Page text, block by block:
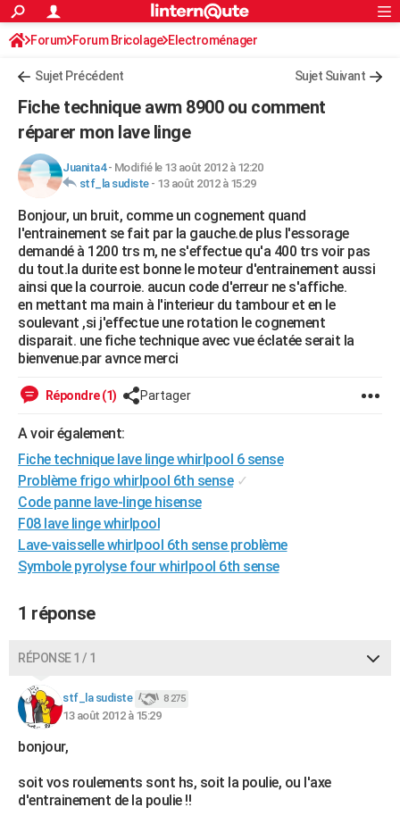
ACTUALITÉS
Politique
Société
Faits Divers
Education
Monde
Villes
+
Programme TV
Streaming
Cinéma
Sorties cinéma
Musique
FINANCE
Retraite
Impôts
Epargne
Immobilier
Risques naturels par ville
Banque
Assurance
Crédit
AUTO
Réserver un essai
Citadines
Forum auto
Mobiles
Meilleur smartphone
Internet
Ordinateurs
Jeux vidéo
Guide high-tech
BRICOLAGE
Forum
Aménagement intérieur
Extérieur
Cuisine
Salle de bains
Jardinage
Rangement
WEEK-END
Guides de France
Escapades
Patrimoine
Expositions
Musées
Week-end nature
+LIFESTYLE
Art de vivre
Bien-être
Loisirs
Mode
Modes de vie
SANTE
VOYAGE
GUIDES D'ACHAT
BONS PLANS
CARTE DE VOEUX
Carte de Noël
Carte Bonne année
Carte Saint-Valentin
Carte Pâques
Carte d'anniversaire
DICTIONNAIRE
FORUM
Bricolage
Lifestyle
Culture
Sport
Auto
Television
Voyage
Cinema
S'inscrire
Connexion
Forum Forum Bricolage Electroménager
Sujet Précédent Sujet Suivant
Fiche technique awm 8900 ou comment
réparer mon lave linge
Juanita4- Modifié le 13 août 2012 à 12:20
stf_la sudiste- 13 août 2012 à 15:29
Bonjour, un bruit, comme un cognement quand
l'entrainement se fait par la gauche.de plus l'essorage
demandé à 1200 trs m, ne s'effectue qu'a 400 trs voir pas
du tout.la durite est bonne le moteur d'entrainement aussi
ainsi que la courroie. aucun code d'erreur ne s'affiche.
en mettant ma main à l'interieur du tambour et en le
soulevant ,si j'effectue une rotation le cognement
disparait. une fiche technique avec vue éclatée serait la
bienvenue.par avnce merci
Répondre (1) Partager
A voir également:
Fiche technique lave linge whirlpool 6 sense
Problème frigo whirlpool 6th sense ✓
Code panne lave-linge hisense
F08 lave linge whirlpool
Lave-vaisselle whirlpool 6th sense problème
Symbole pyrolyse four whirlpool 6th sense
1 réponse
RÉPONSE 1 / 1
stf_la sudiste 8 275
13 août 2012 à 15:29
bonjour,
soit vos roulements sont hs, soit la poulie, ou l'axe
d'entrainement de la poulie !!